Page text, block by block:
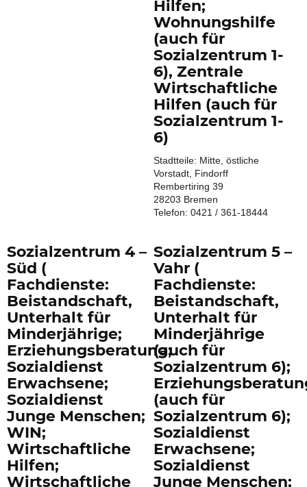
Hilfen;
Wohnungshilfe
(auch für
Sozialzentrum 1-
6), Zentrale
Wirtschaftliche
Hilfen (auch für
Sozialzentrum 1-
6)
Stadtteile: Mitte, östliche
Vorstadt, Findorff
Rembertiring 39
28203 Bremen
Telefon: 0421 / 361-18444
Sozialzentrum 4 –
Süd (
Fachdienste:
Beistandschaft,
Unterhalt für
Minderjährige;
Erziehungsberatung;
Sozialdienst
Erwachsene;
Sozialdienst
Junge Menschen;
WIN;
Wirtschaftliche
Hilfen;
Wirtschaftliche
Sozialzentrum 5 –
Vahr (
Fachdienste:
Beistandschaft,
Unterhalt für
Minderjährige
(auch für
Sozialzentrum 6);
(auch für
Sozialzentrum 6);
Sozialdienst
Erwachsene;
Sozialdienst
Junge Menschen;